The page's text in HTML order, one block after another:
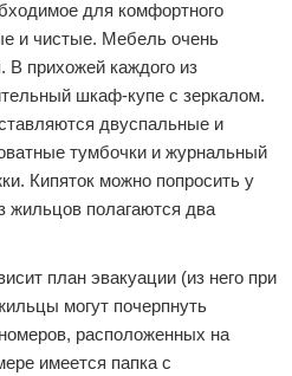
для комфортного
и чистые. Мебель очень
В прихожей каждого из
шкаф-купе с зеркалом.
двуспальные и
тумбочки и журнальный
Кипяток можно попросить у
жильцов полагаются два
план эвакуации (из него при
могут почерпнуть
расположенных на
имеется папка с